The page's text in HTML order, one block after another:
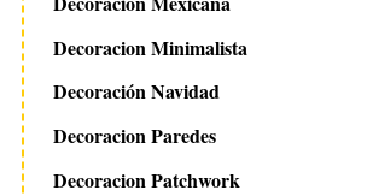
Decoracion Minimalista
Decoración Navidad
Decoracion Paredes
Decoracion Patchwork